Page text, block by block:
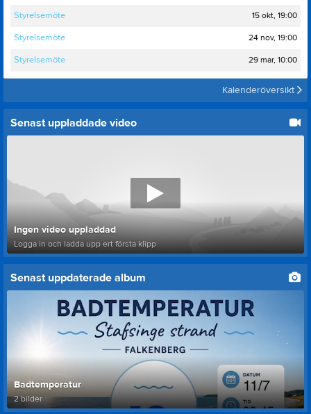
Styrelsemöte 15 okt, 19:00
Styrelsemöte 24 nov, 19:00
Styrelsemöte 29 mar, 10:00
Kalenderöversikt
Senast uppladdade video
Ingen video uppladdad
Logga in och ladda upp ert första klipp
Senast uppdaterade album
Badtemperatur
2 bilder